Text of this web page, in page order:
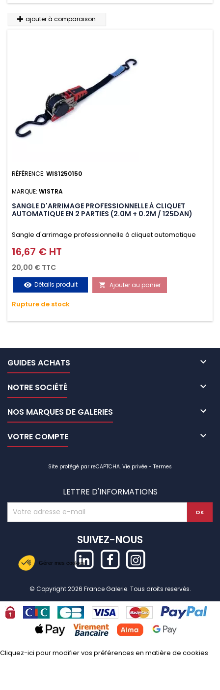
Gérer mes cookies
ajouter à comparaison
RÉFÉRENCE: WIS1250150
MARQUE: WISTRA
SANGLE D'ARRIMAGE PROFESSIONNELLE À CLIQUET
AUTOMATIQUE EN 2 PARTIES (2.0M + 0.2M / 125DAN)
Sangle d'arrimage professionnelle à cliquet automatique
avec crochet S en 2 parties (2.0M + 0.2M / 125daN), simple et
rapide d'utilisation. Permet d'arrimer et de sécuriser
vos chargements pendant le transport. Matière polyester
très résistante aux UV et aux variations de températures,
n'absorbe pas l'eau.
Prix
16,67 € HT
20,00 € TTC
visibility Détails produit  Ajouter au panier
Rupture de stock
GUIDES ACHATS 
NOTRE SOCIÉTÉ 
NOS MARQUES DE GALERIES 
VOTRE COMPTE 
Site protégé par reCAPTCHA. Vie privée - Termes
LETTRE D'INFORMATIONS
SUIVEZ-NOUS
© Copyright 2026 France Galerie. Tous droits reservés.
Cliquez-ici pour modifier vos préférences en matière de cookies